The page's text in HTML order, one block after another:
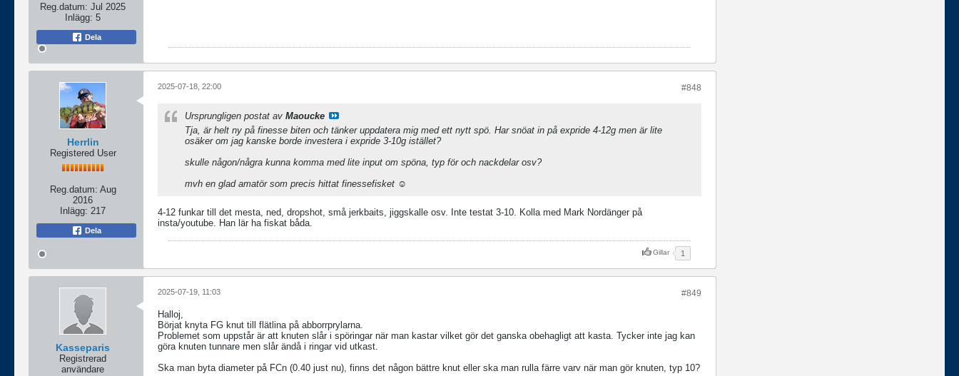
Reg.datum: Jul 2025
Inlägg: 5
Dela
Herrlin
Registered User
Reg.datum: Aug
2016
Inlägg: 217
Dela
#848
2025-07-18, 22:00
Ursprungligen postat av Maoucke
Tja, är helt ny på finesse biten och tänker uppdatera mig med ett nytt spö. Har snöat in på expride 4-12g men är lite
osäker om jag kanske borde investera i expride 3-10g istället?
skulle någon/några kunna komma med lite input om spöna, typ för och nackdelar osv?
mvh en glad amatör som precis hittat finessefisket ☺️
4-12 funkar till det mesta, ned, dropshot, små jerkbaits, jiggskalle osv. Inte testat 3-10. Kolla med Mark Nordänger på
insta/youtube. Han lär ha fiskat båda.
Gillar 1
Kasseparis
Registrerad
användare
#849
2025-07-19, 11:03
Halloj,
Börjat knyta FG knut till flätlina på abborrprylarna.
Problemet som uppstår är att knuten slår i spöringar när man kastar vilket gör det ganska obehagligt att kasta. Tycker inte jag kan
göra knuten tunnare men slår ändå i ringar vid utkast.
Ska man byta diameter på FCn (0.40 just nu), finns det någon bättre knut eller ska man rulla färre varv när man gör knuten, typ 10?